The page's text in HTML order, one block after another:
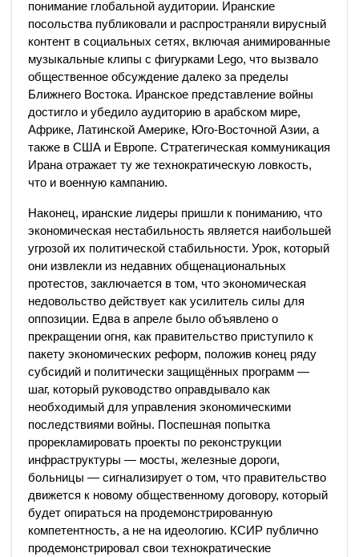
понимание глобальной аудитории. Иранские
посольства публиковали и распространяли вирусный
контент в социальных сетях, включая анимированные
музыкальные клипы с фигурками Lego, что вызвало
общественное обсуждение далеко за пределы
Ближнего Востока. Иранское представление войны
достигло и убедило аудиторию в арабском мире,
Африке, Латинской Америке, Юго-Восточной Азии, а
также в США и Европе. Стратегическая коммуникация
Ирана отражает ту же технократическую ловкость,
что и военную кампанию.
Наконец, иранские лидеры пришли к пониманию, что
экономическая нестабильность является наибольшей
угрозой их политической стабильности. Урок, который
они извлекли из недавних общенациональных
протестов, заключается в том, что экономическая
недовольство действует как усилитель силы для
оппозиции. Едва в апреле было объявлено о
прекращении огня, как правительство приступило к
пакету экономических реформ, положив конец ряду
субсидий и политически защищённых программ —
шаг, который руководство оправдывало как
необходимый для управления экономическими
последствиями войны. Поспешная попытка
прорекламировать проекты по реконструкции
инфраструктуры — мосты, железные дороги,
больницы — сигнализирует о том, что правительство
движется к новому общественному договору, который
будет опираться на продемонстрированную
компетентность, а не на идеологию. КСИР публично
продемонстрировал свои технократические